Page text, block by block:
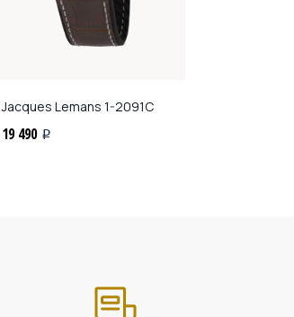
Jacques Lemans 1-2091C
19 490 i